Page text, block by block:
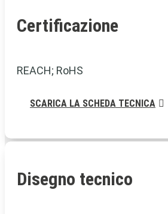
Certificazione
REACH; RoHS
SCARICA LA SCHEDA TECNICA
Disegno tecnico